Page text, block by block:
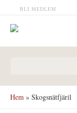
Hoppa till huvudinnehåll
BLI MEDLEM
Hem » Skogsnätfjäril